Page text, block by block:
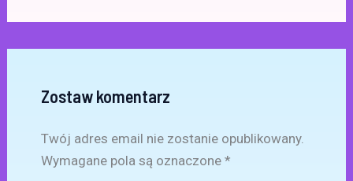
Zostaw komentarz
Twój adres email nie zostanie opublikowany.
Wymagane pola są oznaczone *